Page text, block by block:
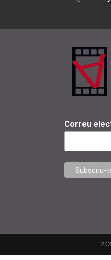
Correu